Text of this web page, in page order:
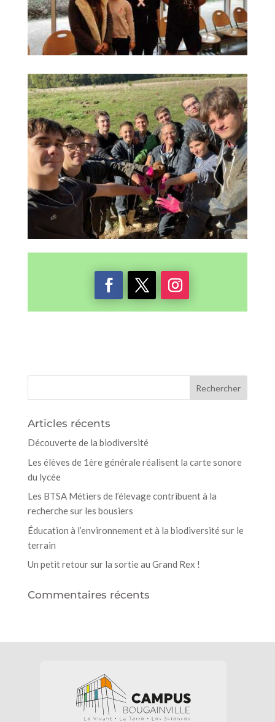
Articles récents
Découverte de la biodiversité
Les élèves de 1ère générale réalisent la carte sonore
du lycée
Les BTSA Métiers de l’élevage contribuent à la
recherche sur les bousiers
Éducation à l’environnement et à la biodiversité sur le
terrain
Un petit retour sur la sortie au Grand Rex !
Commentaires récents